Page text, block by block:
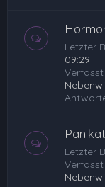
Letzter
09:29
Verfasst
Letzter
Verfasst